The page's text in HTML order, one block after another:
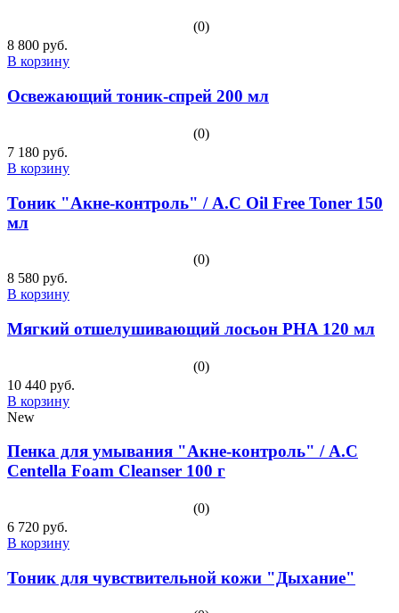
(0)
8 800 руб.
В корзину
Освежающий тоник-спрей 200 мл
(0)
7 180 руб.
В корзину
Тоник "Акне-контроль" / A.C Oil Free Toner 150
мл
(0)
8 580 руб.
В корзину
Мягкий отшелушивающий лосьон PHA 120 мл
(0)
10 440 руб.
В корзину
New
Пенка для умывания "Акне-контроль" / A.C
Centella Foam Cleanser 100 г
(0)
6 720 руб.
В корзину
Тоник для чувствительной кожи "Дыхание"